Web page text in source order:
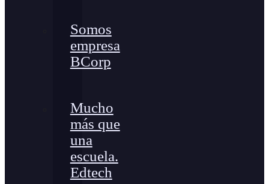
Somos
empresa
BCorp
Mucho
más que
una
escuela.
Edtech